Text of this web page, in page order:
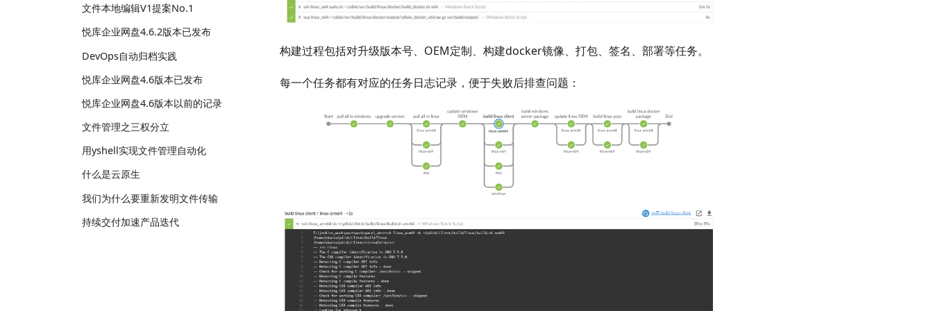
文件本地编辑V1提案No.1
悦库企业网盘4.6.2版本已发布
DevOps自动归档实践
悦库企业网盘4.6版本已发布
悦库企业网盘4.6版本以前的记录
文件管理之三权分立
用yshell实现文件管理自动化
什么是云原生
我们为什么要重新发明文件传输
持续交付加速产品迭代
构建过程包括对升级版本号、OEM定制、构建docker镜像、打包、签名、部署等任务。
每一个任务都有对应的任务日志记录，便于失败后排查问题：